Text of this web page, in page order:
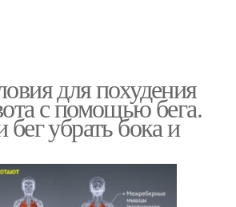
для похудения
с помощью бега.
убрать бока и